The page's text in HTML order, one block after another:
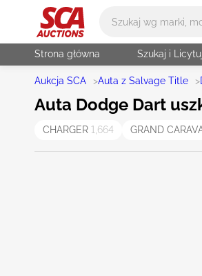
Strona główna Szukaj i
Aukcja SCA >Auta z Salvage Title >
Auta Dodge Dart
CHARGER 1,664 GRAND